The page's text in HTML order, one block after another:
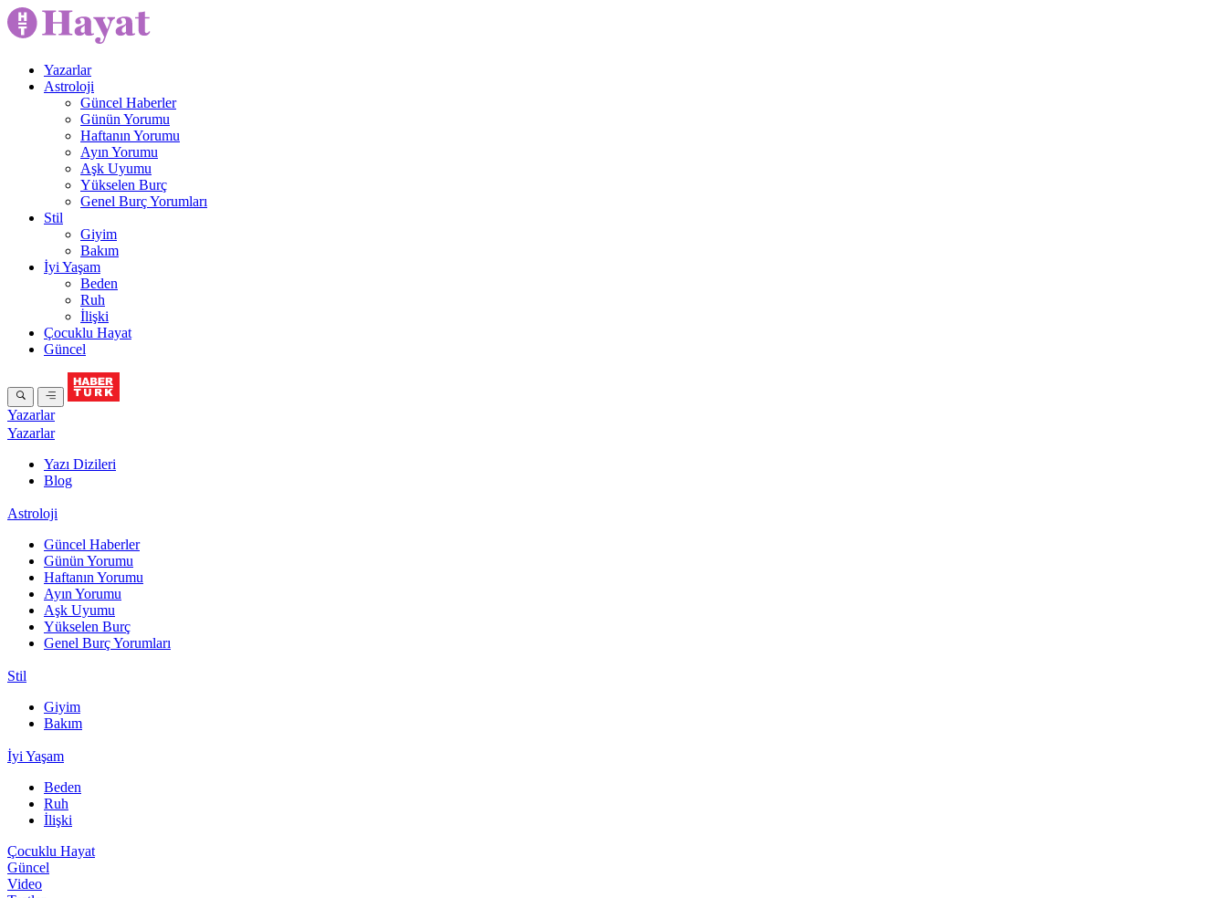
Yazarlar
Astroloji
Güncel Haberler
Günün Yorumu
Haftanın Yorumu
Ayın Yorumu
Aşk Uyumu
Yükselen Burç
Genel Burç Yorumları
Stil
Giyim
Bakım
İyi Yaşam
Beden
Ruh
İlişki
Çocuklu Hayat
Güncel
Yazarlar
Yazarlar
Yazı Dizileri
Blog
Astroloji
Güncel Haberler
Günün Yorumu
Haftanın Yorumu
Ayın Yorumu
Aşk Uyumu
Yükselen Burç
Genel Burç Yorumları
Stil
Giyim
Bakım
İyi Yaşam
Beden
Ruh
İlişki
Çocuklu Hayat
Güncel
Video